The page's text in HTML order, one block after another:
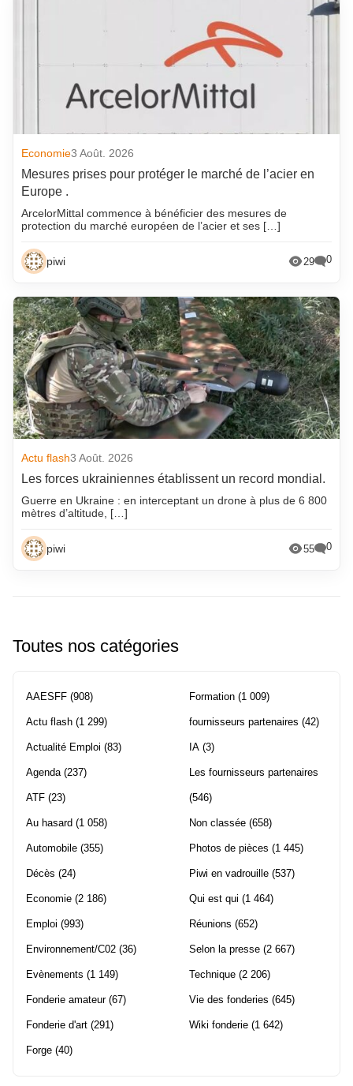
Economie3 Août. 2026
Mesures prises pour protéger le marché de l’acier en
Europe .
ArcelorMittal commence à bénéficier des mesures de
protection du marché européen de l’acier et ses […]
piwi 29 0
Actu flash3 Août. 2026
Les forces ukrainiennes établissent un record mondial.
Guerre en Ukraine : en interceptant un drone à plus de 6 800
mètres d’altitude, […]
piwi 55 0
Toutes nos catégories
AAESFF (908)
Actu flash (1 299)
Actualité Emploi (83)
Agenda (237)
ATF (23)
Au hasard (1 058)
Automobile (355)
Décès (24)
Economie (2 186)
Emploi (993)
Environnement/C02 (36)
Evènements (1 149)
Fonderie amateur(67)
Fonderie d'art (291)
Forge (40)
Formation (1 009)
fournisseurs partenaires (42)
IA (3)
Les fournisseurs partenaires
(546)
Non classée (658)
Photos de pièces (1 445)
Piwi en vadrouille (537)
Qui est qui (1 464)
Réunions (652)
Selon la presse (2 667)
Technique (2 206)
Vie des fonderies (645)
Wiki fonderie (1 642)